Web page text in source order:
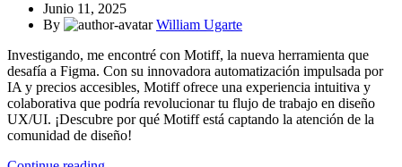
Junio 11, 2025
By
William Ugarte
Investigando, me encontré con Motiff, la nueva herramienta que
desafía a Figma. Con su innovadora automatización impulsada por
IA y precios accesibles, Motiff ofrece una experiencia intuitiva y
colaborativa que podría revolucionar tu flujo de trabajo en diseño
UX/UI. ¡Descubre por qué Motiff está captando la atención de la
comunidad de diseño!